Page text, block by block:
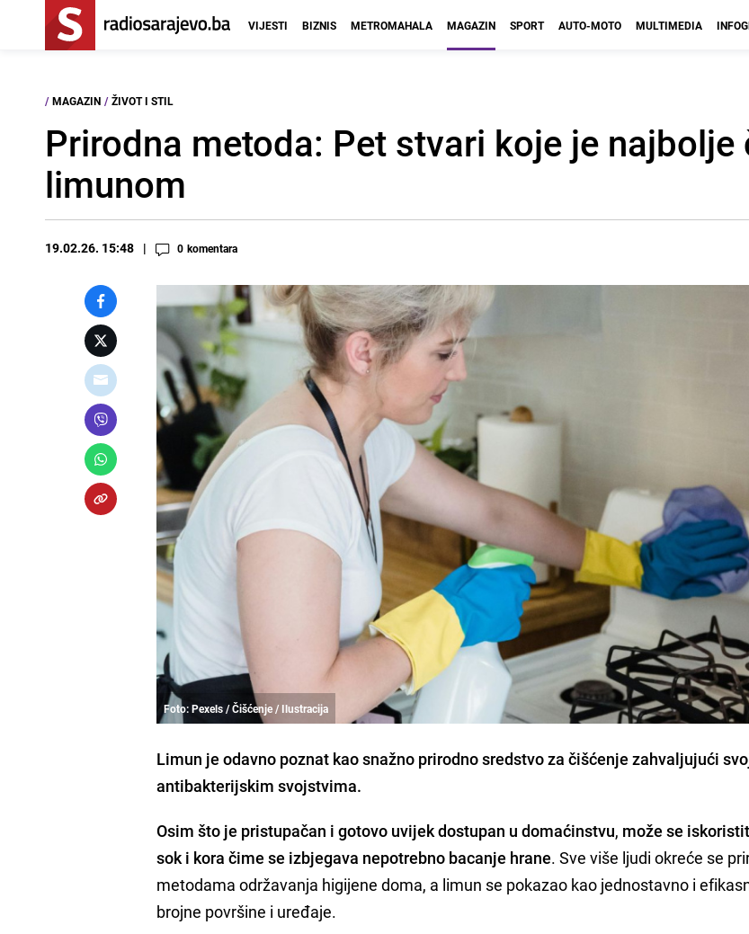
VIJESTI BIZNIS METROMAHALA MAGAZIN SPORT AUTO-MOTO MULTIMEDIA
/ MAGAZIN / ŽIVOT I STIL
Prirodna metoda: Pet stvari koje je
limunom
19.02.26. 15:48 0 komentara
Foto: Pexels / Čišćenje / Ilustracija
Limun je odavno poznat kao snažno prirodno sredstvo za čišćenje zahvaljujući
antibakterijskim svojstvima.
Osim što je pristupačan i gotovo uvijek dostupan u domaćinstvu, može se
sok i kora čime se izbjegava nepotrebno bacanje hrane. Sve više ljudi okreće se
metodama održavanja higijene doma, a limun se pokazao kao jednostavno i
brojne površine i uređaje.